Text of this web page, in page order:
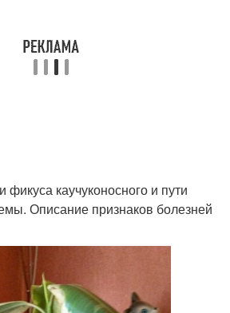
фикуса каучуконосного и пути
Описание признаков болезней